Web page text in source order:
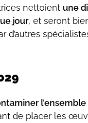
nettoient une
jour, et seront
d’autres
l’ensemble
de placer les